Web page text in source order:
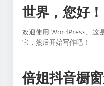
世界，您好！
欢迎使用 WordPress。这
它，然后开始写作吧！
倍姐抖音橱